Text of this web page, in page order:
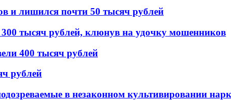
и лишился почти 50 тысяч рублей
тысяч рублей, клюнув на удочку мошенников
400 тысяч рублей
рублей
в незаконном культивировании